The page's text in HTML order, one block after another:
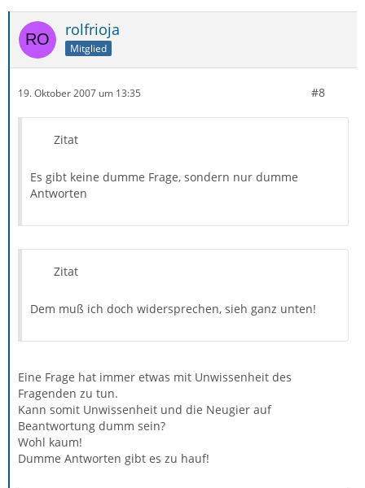
rolfrioja
Mitglied
19. Oktober 2007 um 13:35 #8
Zitat
Es gibt keine dumme Frage, sondern nur dumme
Antworten
Zitat
Dem muß ich doch widersprechen, sieh ganz unten!
Eine Frage hat immer etwas mit Unwissenheit des
Fragenden zu tun.
Kann somit Unwissenheit und die Neugier auf
Beantwortung dumm sein?
Wohl kaum!
Dumme Antworten gibt es zu hauf!